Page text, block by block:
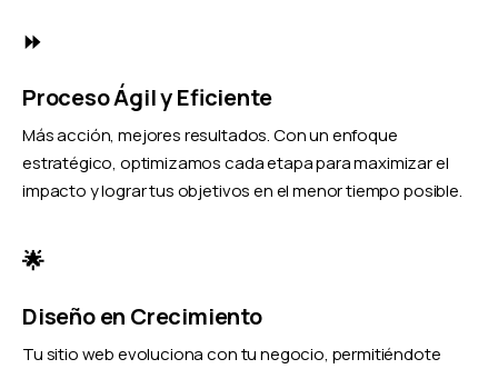
⏩
Proceso Ágil y Eficiente
Más acción, mejores resultados. Con un enfoque
estratégico, optimizamos cada etapa para maximizar el
impacto y lograr tus objetivos en el menor tiempo posible.
🌟
Diseño en Crecimiento
Tu sitio web evoluciona con tu negocio, permitiéndote